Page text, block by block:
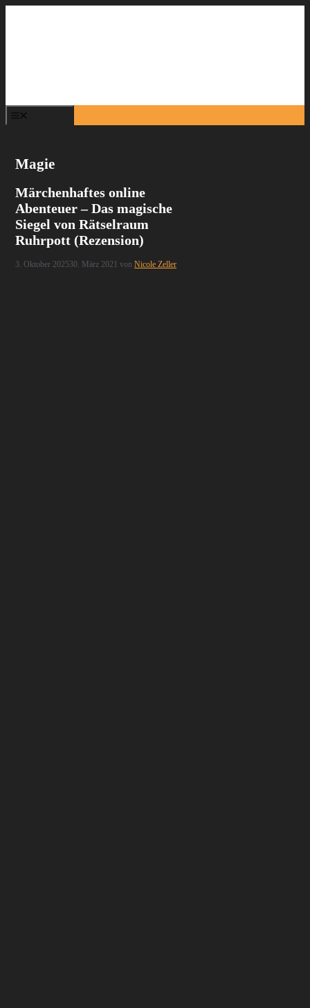
Magie
Märchenhaftes online
Abenteuer – Das magische
Siegel von Rätselraum
Ruhrpott (Rezension)
3. Oktober 202530. März 2021 vonNicole Zeller